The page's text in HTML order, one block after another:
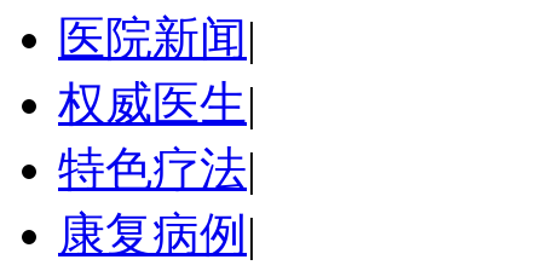
医院新闻|
权威医生|
特色疗法|
康复病例 |